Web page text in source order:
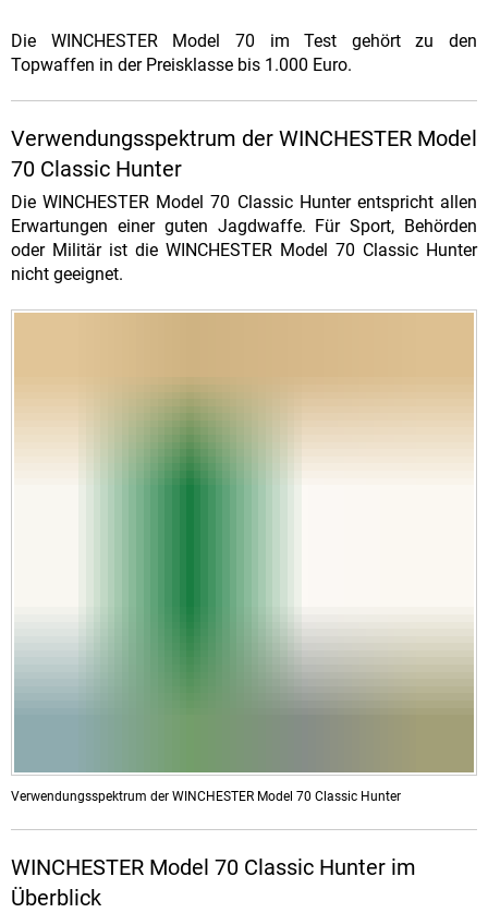
Die WINCHESTER Model 70 im Test gehört zu den
Topwaffen in der Preisklasse bis 1.000 Euro.
Verwendungsspektrum der WINCHESTER Model
70 Classic Hunter
Die WINCHESTER Model 70 Classic Hunter entspricht allen
Erwartungen einer guten Jagdwaffe. Für Sport, Behörden
oder Militär ist die WINCHESTER Model 70 Classic Hunter
nicht geeignet.
Verwendungsspektrum der WINCHESTER Model 70 Classic Hunter
WINCHESTER Model 70 Classic Hunter im
Überblick